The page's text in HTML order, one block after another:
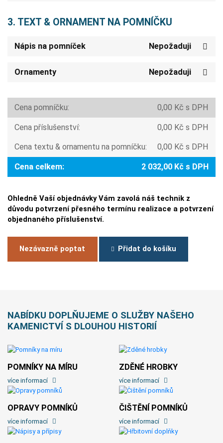
3. TEXT & ORNAMENT NA POMNÍČKU
Nápis na pomníček Nepožaduji
Ornamenty Nepožaduji
Cena pomníčku: 0,00 Kč s DPH
Cena příslušenství: 0,00 Kč s DPH
Cena textu & ornamentu na pomníčku: 0,00 Kč s DPH
Cena celkem: 2 032,00 Kč s DPH
Ohledně Vaší objednávky Vám zavolá náš technik z
důvodu potvrzení přesného termínu realizace a potvrzení
objednaného příslušenství.
Nezávazně poptat Přidat do košíku
NABÍDKU DOPLŇUJEME O SLUŽBY NAŠEHO
KAMENICTVÍ S DLOUHOU HISTORIÍ
POMNÍKY NA MÍRU
více informací
ZDĚNÉ HROBKY
více informací
OPRAVY POMNÍKŮ
více informací
ČIŠTĚNÍ POMNÍKŮ
více informací